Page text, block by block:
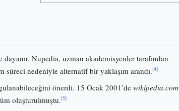
dayanır. Nupedia, uzman akademisyenler tarafından
süreci nedeniyle alternatif bir yaklaşım arandı.[4]
önerdi. 15 Ocak 2001’de wikipedia.com
oluşturulmuştu.[5]